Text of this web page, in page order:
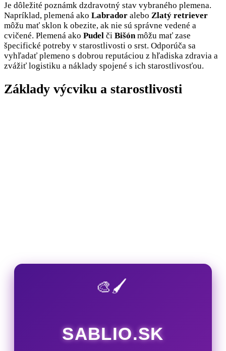
Je dôležité poznámk dzdravotný stav vybraného plemena.
Napríklad, plemená ako Labrador alebo Zlatý retriever
môžu mať sklon k obezite, ak nie sú správne vedené a
cvičené. Plemená ako Pudel či Bišónmôžu mať zase
špecifické potreby v starostlivosti o srst. Odporúča sa
vyhľadať plemeno s dobrou reputáciou z hľadiska zdravia a
zvážiť logistiku a náklady spojené s ich starostlivosťou.
Základy výcviku a starostlivosti
🎨🖌️
SABLIO.SK